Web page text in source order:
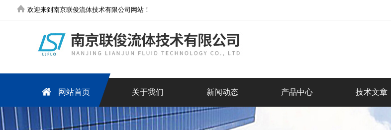
欢迎来到南京联俊流体技术有限公司网站！
网站首页 关于我们 新闻动态 产品中心 技术文章